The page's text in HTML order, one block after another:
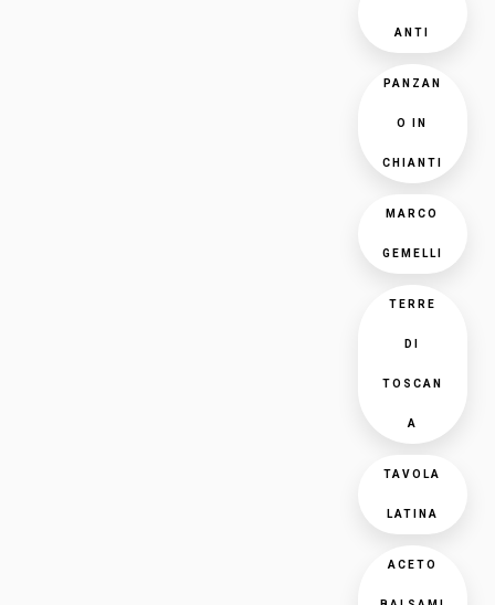
ANTI
PANZAN
O IN
CHIANTI
MARCO
GEMELLI
TERRE
DI
TOSCAN
A
TAVOLA
LATINA
ACETO